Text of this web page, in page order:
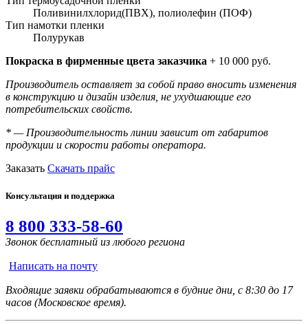
Поливинилхлорид(ПВХ), полиолефин (ПОФ)
Тип намотки пленки
Полурукав
Покраска в фирменные цвета заказчика + 10 000 руб.
Производитель оставляет за собой право вносить изменения
в конструкцию и дизайн изделия, не ухудшающие его
потребительских свойств.
* — Производительность линии зависит от габаритов
продукции и скорости работы оператора.
Заказать Скачать прайс
Консультация и поддержка
8 800 333-58-60
Звонок бесплатный из любого региона
Написать на почту
Входящие заявки обрабатываются в будние дни, с 8:30 до 17
часов (Московское время).